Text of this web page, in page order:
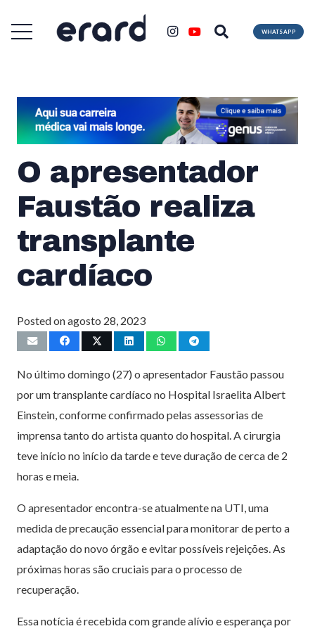
WHATSAPP
O apresentador
Faustão realiza
transplante
cardíaco
Posted onagosto 28, 2023
No último domingo (27) o apresentador Faustão passou
por um transplante cardíaco no Hospital Israelita Albert
Einstein, conforme confirmado pelas assessorias de
imprensa tanto do artista quanto do hospital. A cirurgia
teve início no início da tarde e teve duração de cerca de 2
horas e meia.
O apresentador encontra-se atualmente na UTI, uma
medida de precaução essencial para monitorar de perto a
adaptação do novo órgão e evitar possíveis rejeições. As
próximas horas são cruciais para o processo de
recuperação.
Essa notícia é recebida com grande alívio e esperança por